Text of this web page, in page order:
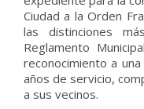
Ciudad a la Orden
las distinciones
Reglamento
reconocimiento a
años de servicio,
a sus vecinos.